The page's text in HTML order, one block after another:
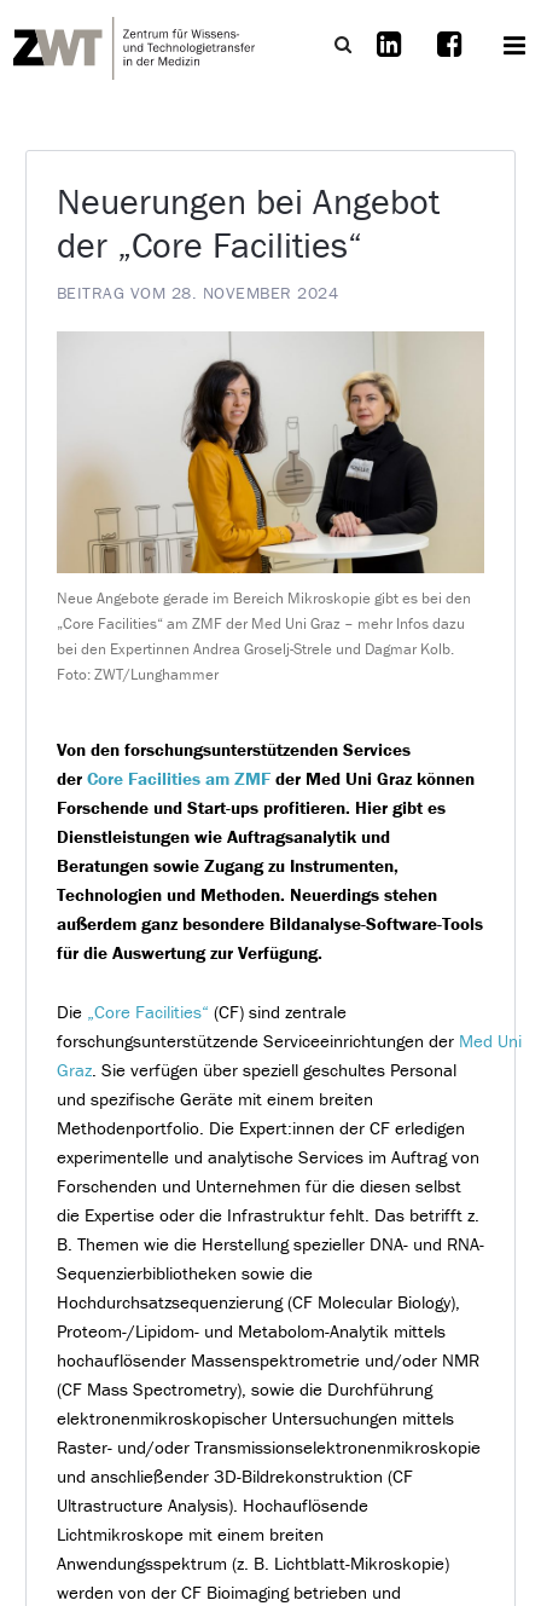
Neuerungen bei Angebot
der „Core Facilities“
BEITRAG VOM 28. NOVEMBER 2024
Neue Angebote gerade im Bereich Mikroskopie gibt es bei den
„Core Facilities“ am ZMF der Med Uni Graz – mehr Infos dazu
bei den Expertinnen Andrea Groselj-Strele und Dagmar Kolb.
Foto: ZWT/Lunghammer
Von den forschungsunterstützenden Services
der Core Facilitiesam ZMF der MedUni Grazkönnen
Forschende und Start-ups profitieren. Hier gibt es
Dienstleistungen wie Auftragsanalytik und
Beratungen sowie Zugang zu Instrumenten,
Technologien und Methoden. Neuerdings stehen
außerdem ganz besondere Bildanalyse-Software-Tools
für die Auswertung zur Verfügung.
Die „Core Facilities“ (CF) sind zentrale
forschungsunterstützende Serviceeinrichtungen der Med Uni
Graz. Sie verfügen über speziell geschultes Personal
und spezifische Geräte mit einem breiten
Methodenportfolio. Die Expert:innen der CF erledigen
experimentelle und analytische Services im Auftrag von
Forschenden und Unternehmen für die diesen selbst
die Expertise oder die Infrastruktur fehlt. Das betrifft z.
B. Themen wie die Herstellung spezieller DNA- und RNA-
Sequenzierbibliotheken sowie die
Hochdurchsatzsequenzierung (CF Molecular Biology),
Proteom-/Lipidom- und Metabolom-Analytik mittels
hochauflösender Massenspektrometrie und/oder NMR
(CF Mass Spectrometry), sowie die Durchführung
elektronenmikroskopischer Untersuchungen mittels
Raster- und/oder Transmissionselektronenmikroskopie
und anschließender 3D-Bildrekonstruktion (CF
Ultrastructure Analysis). Hochauflösende
Lichtmikroskope mit einem breiten
Anwendungsspektrum (z. B. Lichtblatt-Mikroskopie)
werden von der CF Bioimaging betrieben und